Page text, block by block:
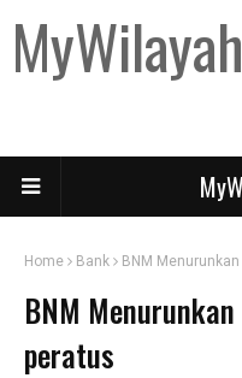
Home Bank BNM
BNM
peratus